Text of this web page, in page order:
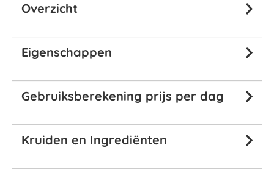
Overzicht
Eigenschappen
Gebruiksberekening prijs per dag
Kruiden en Ingrediënten